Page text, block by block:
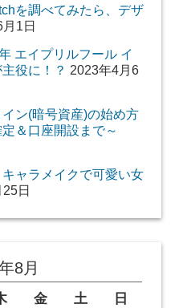
を調べてみたら、デザ
1日
エイプリルフール イ
役に！？ 2023年4月6
ン(暗号資産)の始め方
＆口座開設まで～
キャラメイクで可愛い女
日
8月
金 土 日